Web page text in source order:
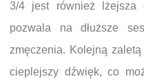
3/4 jest również lżejsza
pozwala na dłuższe
zmęczenia. Kolejną
cieplejszy dźwięk, co